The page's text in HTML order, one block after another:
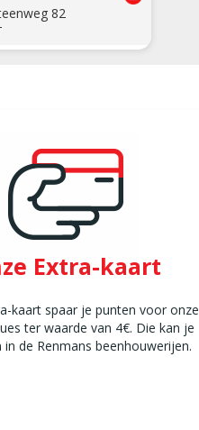
82
la Belle Mine 26
Renard 29
Charleroi 127
Extra-kaart
kaart spaar je punten voor onze
ter waarde van 4€. Die kan je
in de Renmans beenhouwerijen.